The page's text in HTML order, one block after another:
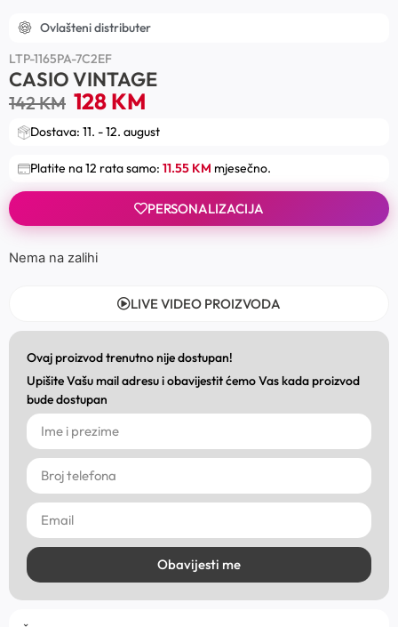
Ovlašteni distributer
LTP-1165PA-7C2EF
CASIO VINTAGE
142KM 128KM
Dostava: 11. - 12. august
Platite na 12 rata samo: 11.55 KM mjesečno.
PERSONALIZACIJA
Nema na zalihi
LIVE VIDEO PROIZVODA
Ovaj proizvod trenutno nije dostupan!
Upišite Vašu mail adresu i obavijestit ćemo Vas kada proizvod
bude dostupan
Obavijesti me